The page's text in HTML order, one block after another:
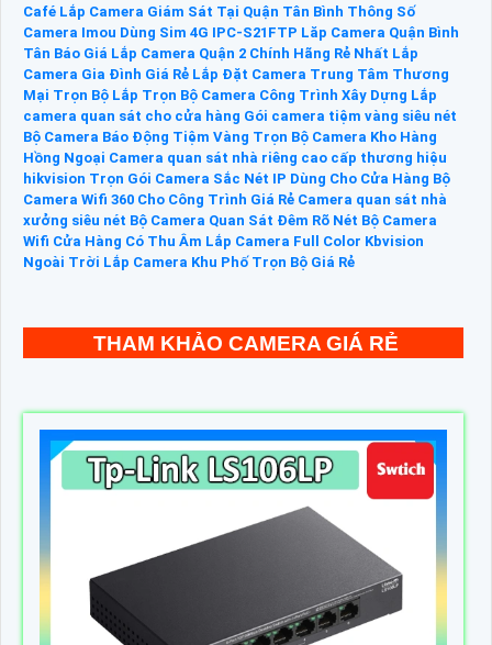
Café Lắp Camera Giám Sát Tại Quận Tân Bình Thông Số
Camera Imou Dùng Sim 4G IPC-S21FTP Lăp Camera Quận Bình
Tân Báo Giá Lắp Camera Quận 2 Chính Hãng Rẻ Nhất Lắp
Camera Gia Đình Giá Rẻ Lắp Đặt Camera Trung Tâm Thương
Mại Trọn Bộ Lắp Trọn Bộ Camera Công Trình Xây Dựng Lắp
camera quan sát cho cửa hàng Gói camera tiệm vàng siêu nét
Bộ Camera Báo Động Tiệm Vàng Trọn Bộ Camera Kho Hàng
Hồng Ngoại Camera quan sát nhà riêng cao cấp thương hiệu
hikvision Trọn Gói Camera Sắc Nét IP Dùng Cho Cửa Hàng Bộ
Camera Wifi 360 Cho Công Trình Giá Rẻ Camera quan sát nhà
xưởng siêu nét Bộ Camera Quan Sát Đêm Rõ Nét Bộ Camera
Wifi Cửa Hàng Có Thu Âm Lắp Camera Full Color Kbvision
Ngoài Trời Lắp Camera Khu Phố Trọn Bộ Giá Rẻ
THAM KHẢO CAMERA GIÁ RẺ